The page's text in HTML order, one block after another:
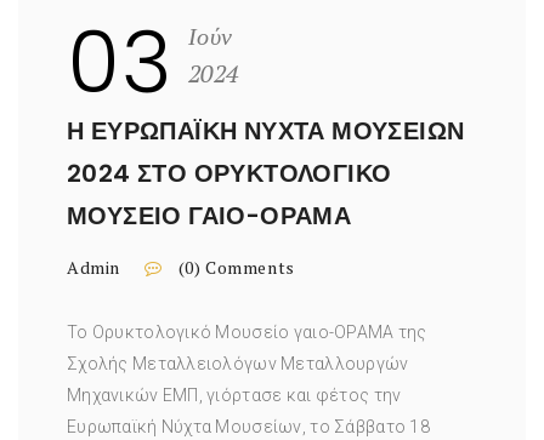
03
Ιούν
2024
Η ΕΥΡΩΠΑΪΚΉ ΝΎΧΤΑ ΜΟΥΣΕΊΩΝ
2024 ΣΤΟ ΟΡΥΚΤΟΛΟΓΙΚΌ
ΜΟΥΣΕΊΟ ΓΑΙΟ-ΟΡΑΜΑ
Admin (0) Comments
Το Ορυκτολογικό Μουσείο γαιο-ΟΡΑΜΑ της
Σχολής Μεταλλειολόγων Μεταλλουργών
Μηχανικών ΕΜΠ, γιόρτασε και φέτος την
Ευρωπαϊκή Νύχτα Μουσείων, το Σάββατο 18